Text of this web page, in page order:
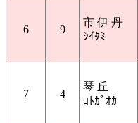
6 9
市 伊 丹
ｼｲﾀﾐ
7 4
琴 丘
ｺﾄｶﾞｵｶ